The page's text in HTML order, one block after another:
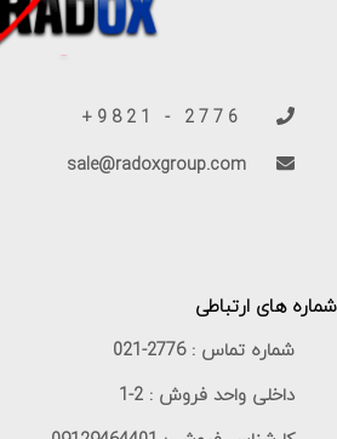
شماره های ارتباطی
شماره تماس :021-2776
داخلی واحد فروش : 1-2